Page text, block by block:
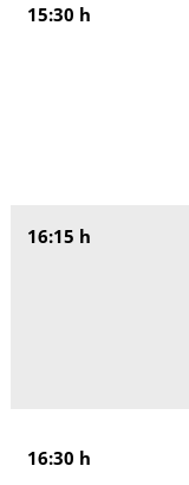
15:30 h
16:15 h
16:30 h